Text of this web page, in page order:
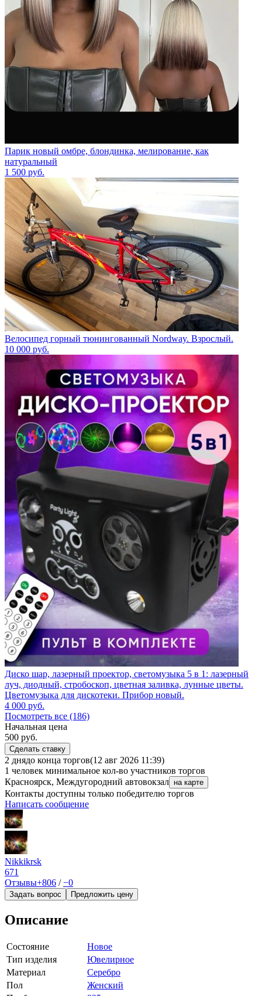
Парик новый омбре, блондинка, мелирование, как
натуральный
1 500 руб.
Велосипед горный тюнингованный Nordway. Взрослый.
10 000 руб.
Диско шар, лазерный проектор, светомузыка 5 в 1: лазерный
луч, диодный, стробоскоп, цветная заливка, лунные цветы.
Цветомузыка для дискотеки. Прибор новый.
4 000 руб.
Посмотреть все (186)
Начальная цена
500 руб.
Сделать ставку
2 днядо конца торгов(12 авг 2026 11:39)
1 человек минимальное кол-во участников торгов
Красноярск, Междугородний автовокзал на карте
Контакты доступны только победителю торгов
Написать сообщение
Nikkikrsk
671
Отзывы+806 /−0
Задать вопрос Предложить цену
Описание
Состояние
Новое
Тип изделия
Ювелирное
Материал
Серебро
Пол
Женский